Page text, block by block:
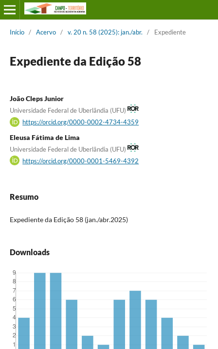
Início / Acervo / v. 20 n. 58 (2025): jan./abr. / Expediente
Expediente da Edição 58
João Cleps Junior
Universidade Federal de Uberlândia (UFU)
https://orcid.org/0000-0002-4734-4359
Eleusa Fátima de Lima
Universidade Federal de Uberlândia (UFU)
https://orcid.org/0000-0001-5469-4392
Resumo
Expediente da Edição 58 (jan./abr.2025)
Downloads